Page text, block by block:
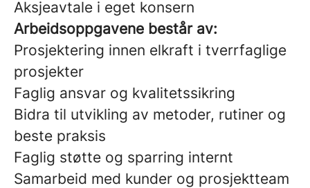
Aksjeavtale i eget konsern
Arbeidsoppgavene består av:
Prosjektering innen elkraft i tverrfaglige
prosjekter
Faglig ansvar og kvalitetssikring
Bidra til utvikling av metoder, rutiner og
beste praksis
Faglig støtte og sparring internt
Samarbeid med kunder og prosjektteam